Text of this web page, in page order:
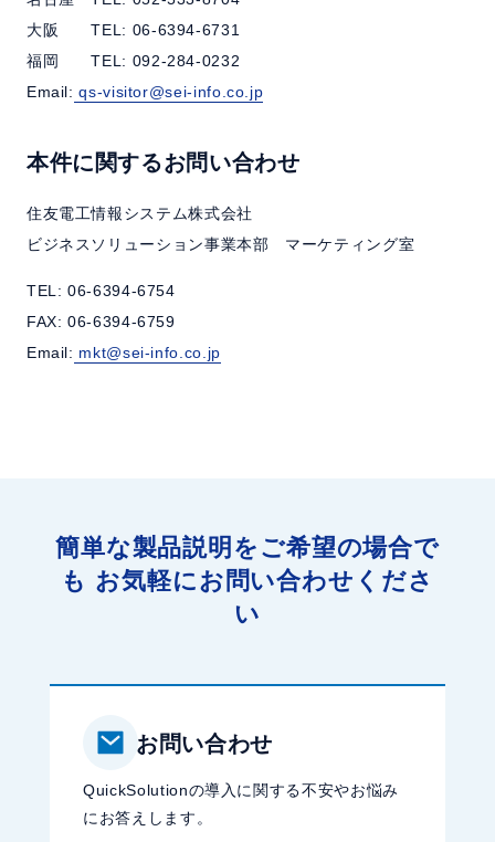
大阪 TEL: 06-6394-6731
福岡 TEL: 092-284-0232
Email: qs-visitor@sei-info.co.jp
本件に関するお問い合わせ
住友電工情報システム株式会社
ビジネスソリューション事業本部 マーケティング室
TEL: 06-6394-6754
FAX: 06-6394-6759
Email: mkt@sei-info.co.jp
簡単な製品説明をご希望の場合で
も お気軽にお問い合わせくださ
い
お問い合わせ
QuickSolutionの導入に関する不安やお悩み
にお答えします。